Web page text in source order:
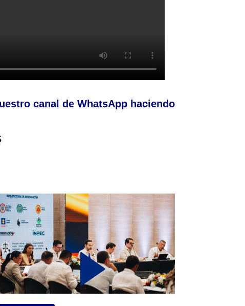
canal de WhatsApp haciendo